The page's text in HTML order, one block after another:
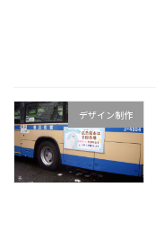
デザイン制作